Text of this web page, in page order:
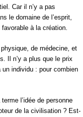
Car il n’y a pas
le domaine de l’esprit,
à la création.
de médecine, et
Il n’y a plus que le prix
individu : pour combien
l’idée de personne
de la civilisation ? Est-